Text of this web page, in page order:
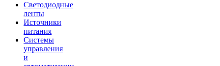
Светодиодные
ленты
Источники
питания
Системы
управления
и